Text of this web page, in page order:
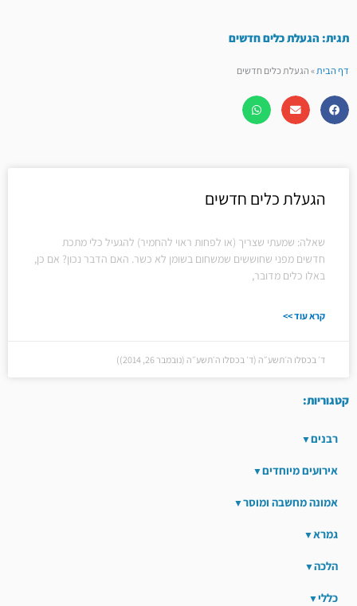
תגית: הגעלת כלים חדשים
דף הבית»הגעלת כלים חדשים
הגעלת כלים חדשים
שאלה: שמעתי שצריך (או לפחות ראוי להחמיר) להגעיל כלי מתכת
חדשים מפני שחוששים שמשחום בשומן לא כשר. האם הדבר נכון? אם כן,
באלו כלים מדובר,
קרא עוד >>
ד׳ בכסלו ה׳תשע״ה (ד׳ בכסלו ה׳תשע״ה (נובמבר 26, 2014))
קטגוריות:
רבנים
אירועים מיוחדים
אמונה מחשבה ומוסר
גמרא
הלכה
כללי